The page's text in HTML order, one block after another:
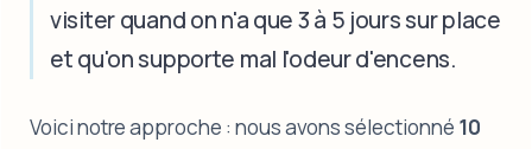
visiter quand on n'a que 3 à 5 jours sur place
et qu'on supporte mal l'odeur d'encens.
Voici notre approche : nous avons sélectionné 10